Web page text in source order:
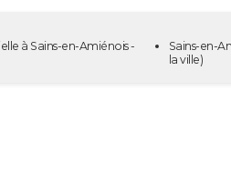
à Sains-en-Amiénois -
Sains-en-
la ville)